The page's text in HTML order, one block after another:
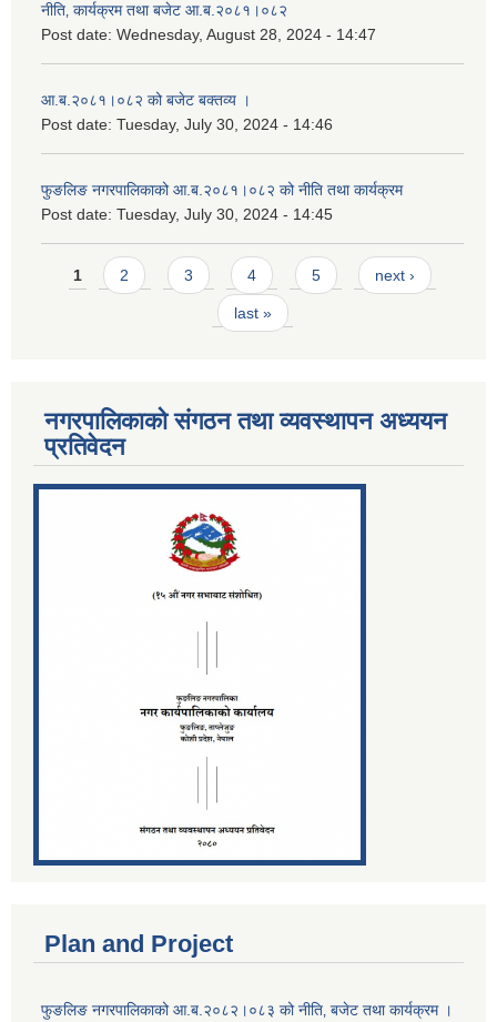
नीति‚ कार्यक्रम तथा बजेट आ.ब.२०८१।०८२
Post date: Wednesday, August 28, 2024 - 14:47
आ.ब.२०८१।०८२ को बजेट बक्तव्य ।
Post date: Tuesday, July 30, 2024 - 14:46
फुङलिङ नगरपालिकाको आ.ब.२०८१।०८२ को नीति तथा कार्यक्रम
Post date: Tuesday, July 30, 2024 - 14:45
Pages
1 2 3 4 5 next ›
last »
नगरपालिकाको संगठन तथा व्यवस्थापन अध्ययन
प्रतिवेदन
Plan and Project
फुङलिङ नगरपालिकाको आ.ब.२०८२।०८३ को नीति‚ बजेट तथा कार्यक्रम ।